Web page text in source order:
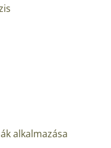
alkalmazása